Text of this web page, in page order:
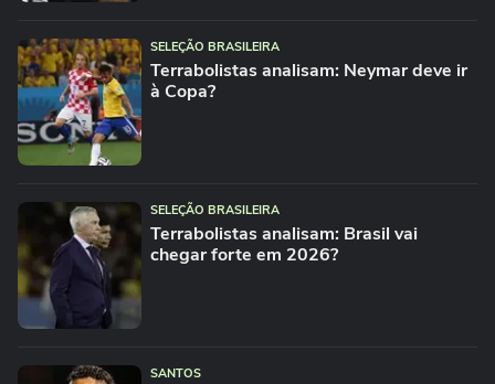
SELEÇÃO BRASILEIRA
Terrabolistas analisam: Neymar deve ir
à Copa?
SELEÇÃO BRASILEIRA
Terrabolistas analisam: Brasil vai
chegar forte em 2026?
SANTOS